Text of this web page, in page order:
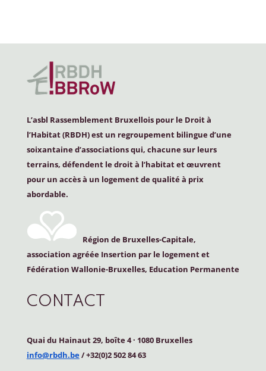
L’asbl Rassemblement Bruxellois pour le Droit à
l’Habitat (RBDH) est un regroupement bilingue d’une
soixantaine d’associations qui, chacune sur leurs
terrains, défendent le droit à l’habitat et œuvrent
pour un accès à un logement de qualité à prix
abordable.
Région de Bruxelles-Capitale,
association agréée Insertion par le logement et
Fédération Wallonie-Bruxelles, Education Permanente
CONTACT
Quai du Hainaut 29, boîte 4· 1080 Bruxelles
info@rbdh.be/ +32(0)2 502 84 63